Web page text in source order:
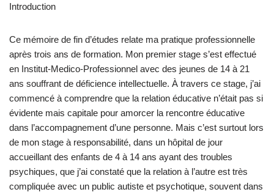
Introduction
Ce mémoire de fin d’études relate ma pratique professionnelle
après trois ans de formation. Mon premier stage s’est effectué
en Institut-Medico-Professionnel avec des jeunes de 14 à 21
ans souffrant de déficience intellectuelle. À travers ce stage, j’ai
commencé à comprendre que la relation éducative n’était pas si
évidente mais capitale pour amorcer la rencontre éducative
dans l’accompagnement d’une personne. Mais c’est surtout lors
de mon stage à responsabilité, dans un hôpital de jour
accueillant des enfants de 4 à 14 ans ayant des troubles
psychiques, que j’ai constaté que la relation à l’autre est très
compliquée avec un public autiste et psychotique, souvent dans